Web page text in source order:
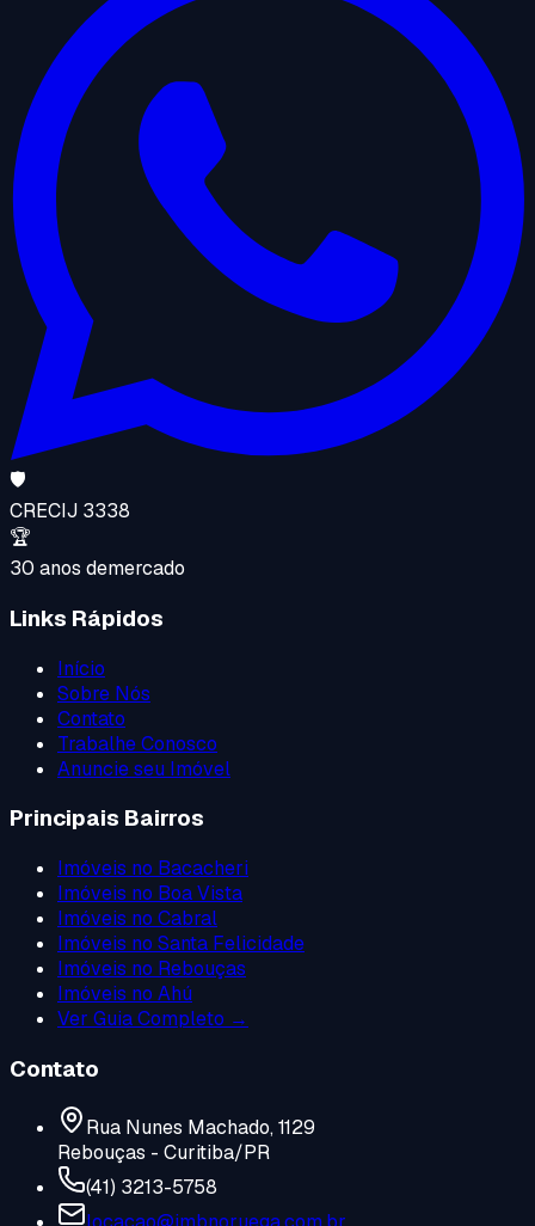
🛡️
CRECIJ 3338
🏆
30 anos demercado
Links Rápidos
Início
Sobre Nós
Contato
Trabalhe Conosco
Anuncie seu Imóvel
Principais Bairros
Imóveis no Bacacheri
Imóveis no Boa Vista
Imóveis no Cabral
Imóveis no Santa Felicidade
Imóveis no Rebouças
Imóveis no Ahú
Ver Guia Completo →
Contato
Rua Nunes Machado, 1129
Rebouças - Curitiba/PR
(41) 3213-5758